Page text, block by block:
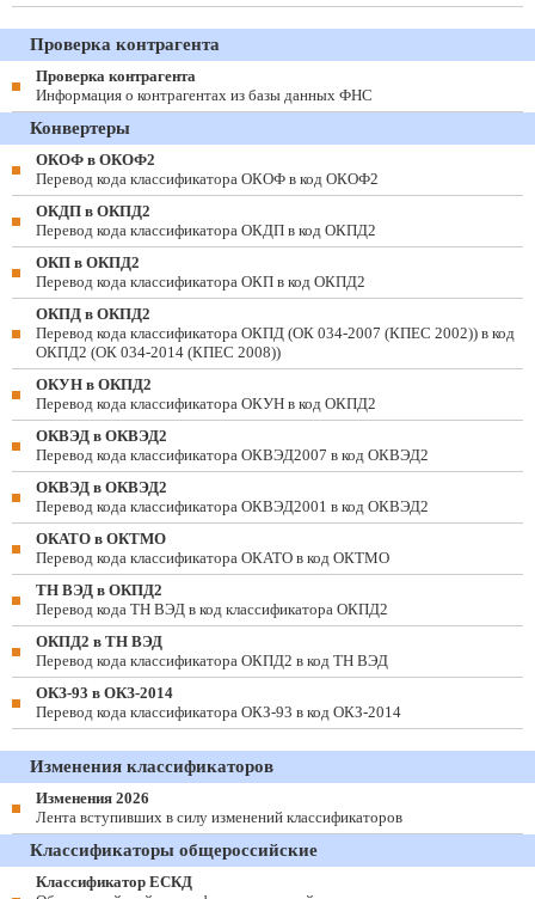
Проверка контрагента
Проверка контрагента
Информация о контрагентах из базы данных ФНС
Конвертеры
ОКОФ в ОКОФ2
Перевод кода классификатора ОКОФ в код ОКОФ2
ОКДП в ОКПД2
Перевод кода классификатора ОКДП в код ОКПД2
ОКП в ОКПД2
Перевод кода классификатора ОКП в код ОКПД2
ОКПД в ОКПД2
Перевод кода классификатора ОКПД (ОК 034-2007 (КПЕС 2002)) в код
ОКПД2 (ОК 034-2014 (КПЕС 2008))
ОКУН в ОКПД2
Перевод кода классификатора ОКУН в код ОКПД2
ОКВЭД в ОКВЭД2
Перевод кода классификатора ОКВЭД2007 в код ОКВЭД2
ОКВЭД в ОКВЭД2
Перевод кода классификатора ОКВЭД2001 в код ОКВЭД2
ОКАТО в ОКТМО
Перевод кода классификатора ОКАТО в код ОКТМО
ТН ВЭД в ОКПД2
Перевод кода ТН ВЭД в код классификатора ОКПД2
ОКПД2 в ТН ВЭД
Перевод кода классификатора ОКПД2 в код ТН ВЭД
ОКЗ-93 в ОКЗ-2014
Перевод кода классификатора ОКЗ-93 в код ОКЗ-2014
Изменения классификаторов
Изменения 2026
Лента вступивших в силу изменений классификаторов
Классификаторы общероссийские
Классификатор ЕСКД